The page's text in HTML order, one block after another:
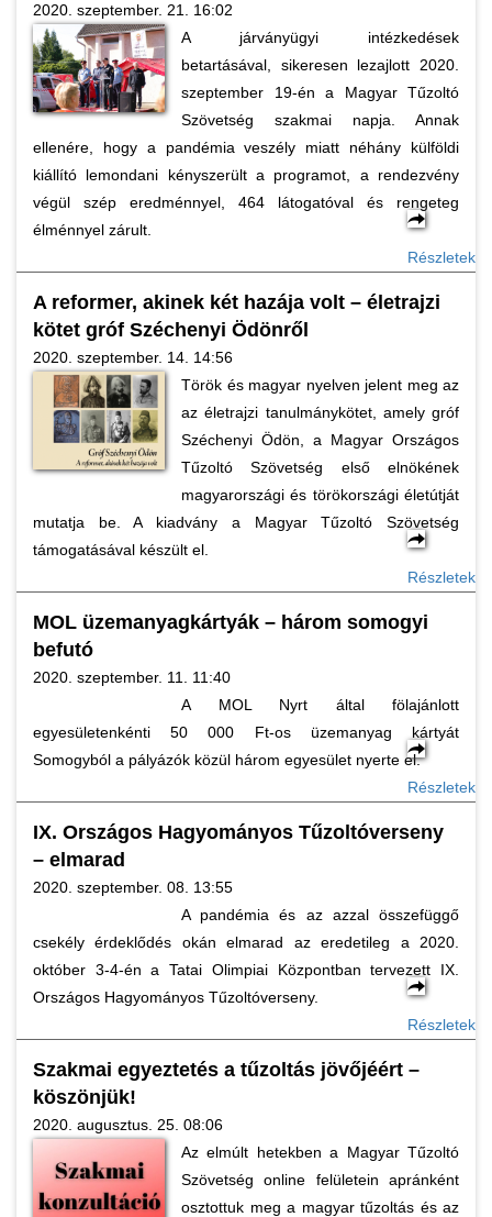
2020. szeptember. 21. 16:02
A járványügyi intézkedések
betartásával, sikeresen lezajlott 2020.
szeptember 19-én a Magyar Tűzoltó
Szövetség szakmai napja. Annak
ellenére, hogy a pandémia veszély miatt néhány külföldi
kiállító lemondani kényszerült a programot, a rendezvény
végül szép eredménnyel, 464 látogatóval és rengeteg
élménnyel zárult.
Részletek
A reformer, akinek két hazája volt – életrajzi
kötet gróf Széchenyi Ödönről
2020. szeptember. 14. 14:56
Török és magyar nyelven jelent meg az
az életrajzi tanulmánykötet, amely gróf
Széchenyi Ödön, a Magyar Országos
Tűzoltó Szövetség első elnökének
magyarországi és törökországi életútját
mutatja be. A kiadvány a Magyar Tűzoltó Szövetség
támogatásával készült el.
Részletek
MOL üzemanyagkártyák – három somogyi
befutó
2020. szeptember. 11. 11:40
A MOL Nyrt által fölajánlott
egyesületenkénti 50 000 Ft-os üzemanyag kártyát
Somogyból a pályázók közül három egyesület nyerte el.
Részletek
IX. Országos Hagyományos Tűzoltóverseny
– elmarad
2020. szeptember. 08. 13:55
A pandémia és az azzal összefüggő
csekély érdeklődés okán elmarad az eredetileg a 2020.
október 3-4-én a Tatai Olimpiai Központban tervezett IX.
Országos Hagyományos Tűzoltóverseny.
Részletek
Szakmai egyeztetés a tűzoltás jövőjéért –
köszönjük!
2020. augusztus. 25. 08:06
Az elmúlt hetekben a Magyar Tűzoltó
Szövetség online felületein apránként
osztottuk meg a magyar tűzoltás és az